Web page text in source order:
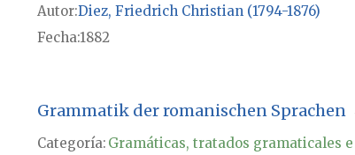
Autor Diez, Friedrich Christian (1794-1876)
Fecha1882
Grammatik der romanischen Sprachen
Categoría: Gramáticas, tratados gramaticales